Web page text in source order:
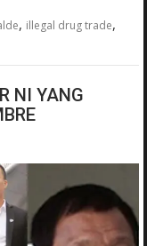
, illegal drug trade,
NI YANG